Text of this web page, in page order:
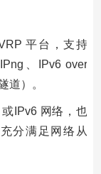
平台，支持
、IPv6 over
道）。
IPv6 网络，也
分满足网络从